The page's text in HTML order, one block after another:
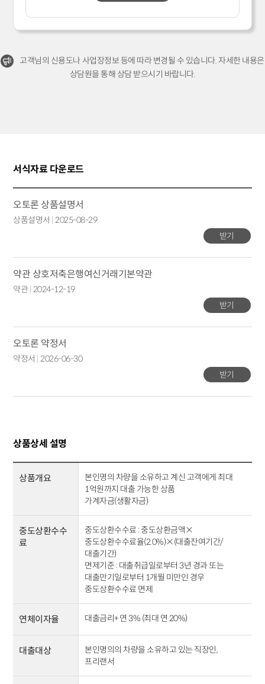
고객님의 신용도나 사업장정보 등에 따라 변경될 수 있습니다. 자세한 내용은
상담원을 통해 상담 받으시기 바랍니다.
서식자료 다운로드
오토론 상품설명서
상품설명서 |2025-08-29
받기
약관 상호저축은행여신거래기본약관
약관 2024-12-19
받기
오토론 약정서
약정서 |2026-06-30
받기
상품상세 설명
상품개요
본인명의 차량을 소유하고 계신 고객에게 최대
1억원까지 대출 가능한 상품
가계자금(생활자금)
중도상환수수
료
중도상환수수료 : 중도상환금액×
중도상환수수료율(2.0%)×(대출잔여기간/
대출기간)
면제기준 : 대출취급일로부터 3년 경과 또는
대출만기일로부터 1개월 미만인 경우
중도상환수수료 면제
연체이자율 대출금리+ 연 3% (최대 연 20%)
대출대상
본인명의의 차량을 소유하고 있는 직장인,
프리랜서